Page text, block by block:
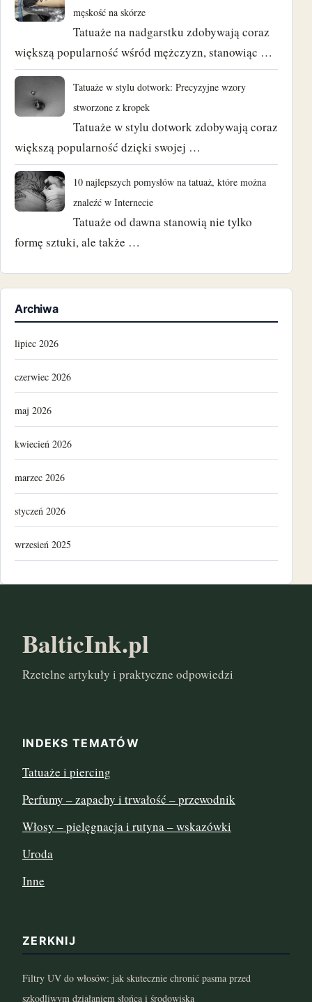
męskość na skórze
Tatuaże na nadgarstku zdobywają coraz
większą popularność wśród mężczyzn, stanowiąc …
Tatuaże w stylu dotwork: Precyzyjne wzory
stworzone z kropek
Tatuaże w stylu dotwork zdobywają coraz
większą popularność dzięki swojej …
10 najlepszych pomysłów na tatuaż, które można
znaleźć w Internecie
Tatuaże od dawna stanowią nie tylko
formę sztuki, ale także …
Archiwa
lipiec 2026
czerwiec 2026
maj 2026
kwiecień 2026
marzec 2026
styczeń 2026
wrzesień 2025
październik 2024
marzec 2024
sierpień 2022
lipiec 2022
kwiecień 2022
luty 2022
styczeń 2022
BalticInk.pl
Rzetelne artykuły i praktyczne odpowiedzi
INDEKS TEMATÓW
Tatuaże i piercing
Perfumy – zapachy i trwałość – przewodnik
Włosy – pielęgnacja i rutyna – wskazówki
Uroda
Inne
ZERKNIJ
Filtry UV do włosów: jak skutecznie chronić pasma przed
szkodliwym działaniem słońca i środowiska